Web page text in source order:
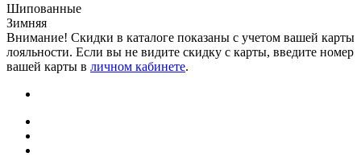
Шипованные
Зимняя
Внимание! Скидки в каталоге показаны с учетом вашей карты
лояльности. Если вы не видите скидку с карты, введите номер
вашей карты в личном кабинете.